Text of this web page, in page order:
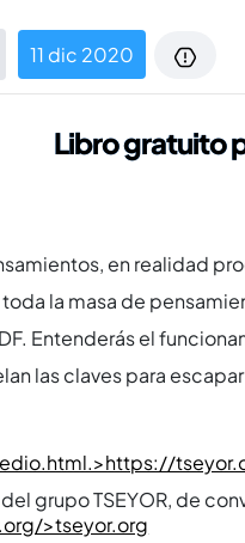
11 dic 2020
Libro gratuito
en realidad
la masa de
Entenderás el
las claves para
grupo TSEYOR, de
>tseyor.org